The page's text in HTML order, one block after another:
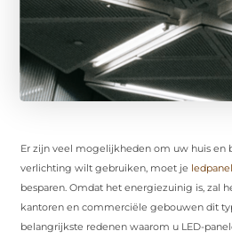
Er zijn veel mogelijkheden om uw huis en
verlichting wilt gebruiken, moet je
besparen. Omdat het energiezuinig is,
kantoren en commerciële gebouwen dit
belangrijkste redenen waarom u LED-